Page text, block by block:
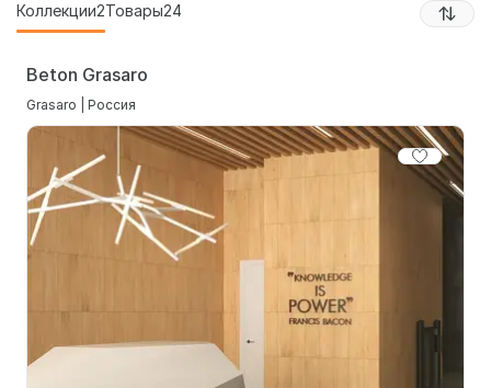
Коллекции2Товары24
Beton Grasaro
Grasaro | Россия